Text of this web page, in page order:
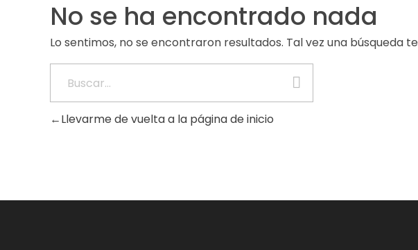
No se ha encontrado nada
Lo sentimos, no se encontraron resultados. Tal vez una búsqueda
Llevarme de vuelta a la página de inicio